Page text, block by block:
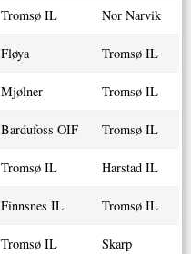
Tromsø IL Nor Narvik
Fløya Tromsø IL
Mjølner Tromsø IL
Bardufoss OIF Tromsø IL
Tromsø IL Harstad IL
Finnsnes IL Tromsø IL
Tromsø IL Skarp